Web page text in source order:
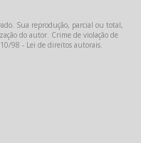
Sua reprodução, parcial ou total,
do autor. Crime de violação de
98 - Lei de direitos autorais.